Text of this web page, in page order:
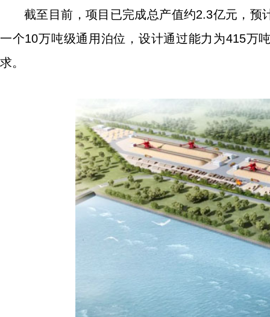
截至目前，项目已完成总产值约2.3亿元，预
一个10万吨级通用泊位，设计通过能力为415万
求。